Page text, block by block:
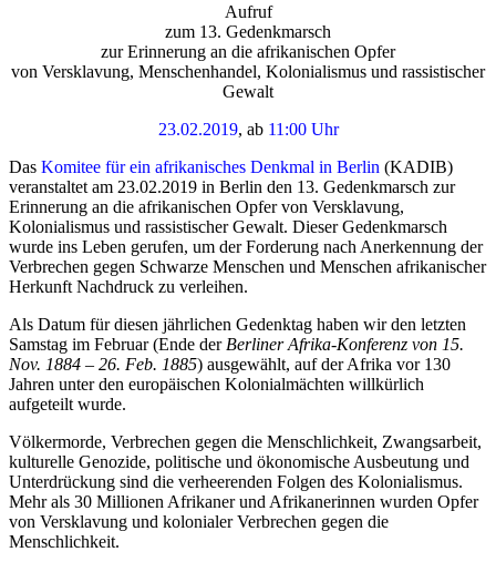
Aufruf
zum 13. Gedenkmarsch
zur Erinnerung an die afrikanischen Opfer
von Versklavung, Menschenhandel, Kolonialismus und rassistischer
Gewalt
23.02.2019, ab 11:00 Uhr
Das Komitee für ein afrikanisches Denkmal in Berlin (KADIB)
veranstaltet am 23.02.2019 in Berlin den 13. Gedenkmarsch zur
Erinnerung an die afrikanischen Opfer von Versklavung,
Kolonialismus und rassistischer Gewalt. Dieser Gedenkmarsch
wurde ins Leben gerufen, um der Forderung nach Anerkennung der
Verbrechen gegen Schwarze Menschen und Menschen afrikanischer
Herkunft Nachdruck zu verleihen.
Als Datum für diesen jährlichen Gedenktag haben wir den letzten
Samstag im Februar (Ende der Berliner Afrika-Konferenz von 15.
Nov. 1884 – 26. Feb. 1885) ausgewählt, auf der Afrika vor 130
Jahren unter den europäischen Kolonialmächten willkürlich
aufgeteilt wurde.
Völkermorde, Verbrechen gegen die Menschlichkeit, Zwangsarbeit,
kulturelle Genozide, politische und ökonomische Ausbeutung und
Unterdrückung sind die verheerenden Folgen des Kolonialismus.
Mehr als 30 Millionen Afrikaner und Afrikanerinnen wurden Opfer
von Versklavung und kolonialer Verbrechen gegen die
Menschlichkeit.